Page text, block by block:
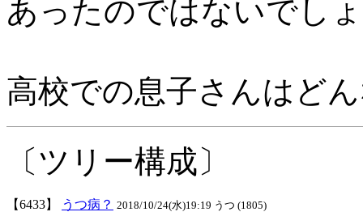
あったのではないでし
高校での息子さんはど
〔ツリー構成〕
【6433】 うつ病？ 2018/10/24(水)19:19 うつ (1805)